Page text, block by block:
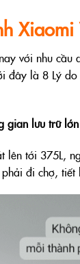
với nhu
đây là 8 Lý
gian lưu trữ lớn
lên tới 375L,
đi chợ, tiết